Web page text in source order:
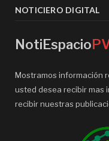
NOTICIERO DIGITAL
NotiEspacio
Mostramos información
usted desea recibir mas
recibir nuestras